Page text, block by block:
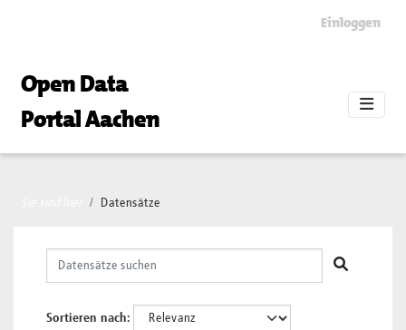
Einloggen
Open Data
Portal Aachen
Datensätze
Sortieren nach